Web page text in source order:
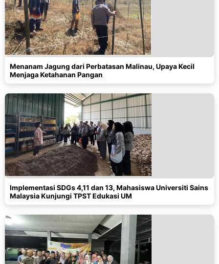
Menanam Jagung dari Perbatasan Malinau, Upaya Kecil
Menjaga Ketahanan Pangan
Implementasi SDGs 4,11 dan 13, Mahasiswa Universiti Sains
Malaysia Kunjungi TPST Edukasi UM